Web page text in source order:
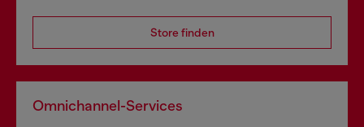
Store finden
Omnichannel-Services